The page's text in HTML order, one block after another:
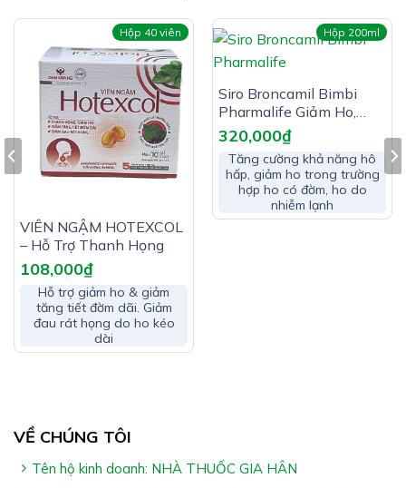
Bột Quế nhục (Cinnamomum loureirii Nees) 2,5mg
Phụ liệu: chất độn (Cellulose vi tinh thể, tinh bột), chất
chống đông vón (talc, magie stearat), chất kết dính
(polyvinyl pyrrolidon), chất bảo quản (nipagin, nipasol)
Công Dụng XUYÊN HƯƠNG LC:
Hỗ trợ giảm các biểu hiện đau đầu, hắt hơi, sổ mũi,
ngạt mũi do cảm lạnh
Trẻ từ 6 tuổi và người lớn bị đau đầu, hắt hơi, sổ mũi,
Hộp 40 viên
VIÊN NGẬM HOTEXCOL
– Hỗ Trợ Thanh Họng
108,000₫
Hỗ trợ giảm ho & giảm
tăng tiết đờm dãi. Giảm
đau rát họng do ho kéo
dài
Hộp 200ml
Siro Broncamil Bimbi
Pharmalife Giảm Ho,
Giảm Viêm Phế Quản
320,000₫
Tăng cường khả năng hô
hấp, giảm ho trong trường
hợp ho có đờm, ho do
nhiễm lạnh
VỀ CHÚNG TÔI
Tên hộ kinh doanh: NHÀ THUỐC GIA HÂN